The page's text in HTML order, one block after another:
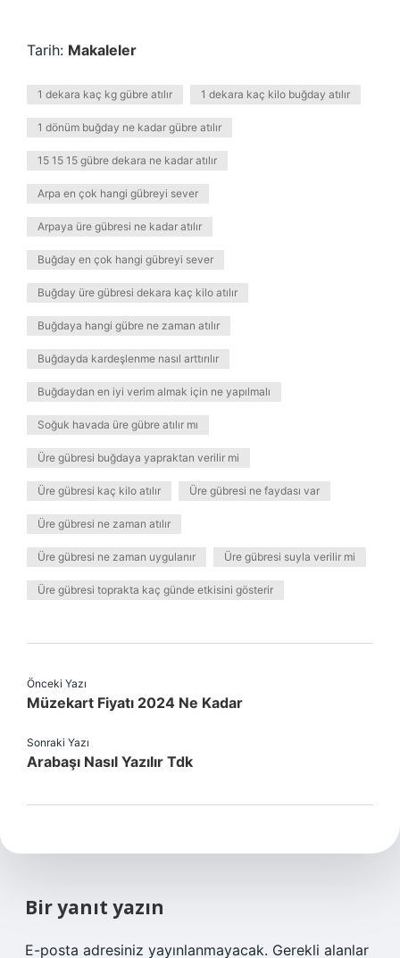
Tarih: Makaleler
1 dekara kaç kg gübre atılır 1 dekara kaç kilo buğday atılır
1 dönüm buğday ne kadar gübre atılır
15 15 15 gübre dekara ne kadar atılır
Arpa en çok hangi gübreyi sever
Arpaya üre gübresi ne kadar atılır
Buğday en çok hangi gübreyi sever
Buğday üre gübresi dekara kaç kilo atılır
Buğdaya hangi gübre ne zaman atılır
Buğdayda kardeşlenme nasıl arttırılır
Buğdaydan en iyi verim almak için ne yapılmalı
Soğuk havada üre gübre atılır mı
Üre gübresi buğdaya yapraktan verilir mi
Üre gübresi kaç kilo atılır Üre gübresi ne faydası var
Üre gübresi ne zaman atılır
Üre gübresi ne zaman uygulanır Üre gübresi suyla verilir mi
Üre gübresi toprakta kaç günde etkisini gösterir
Önceki Yazı
Müzekart Fiyatı 2024 Ne Kadar
Sonraki Yazı
Arabaşı Nasıl Yazılır Tdk
Bir yanıt yazın
E-posta adresiniz yayınlanmayacak. Gerekli alanlar